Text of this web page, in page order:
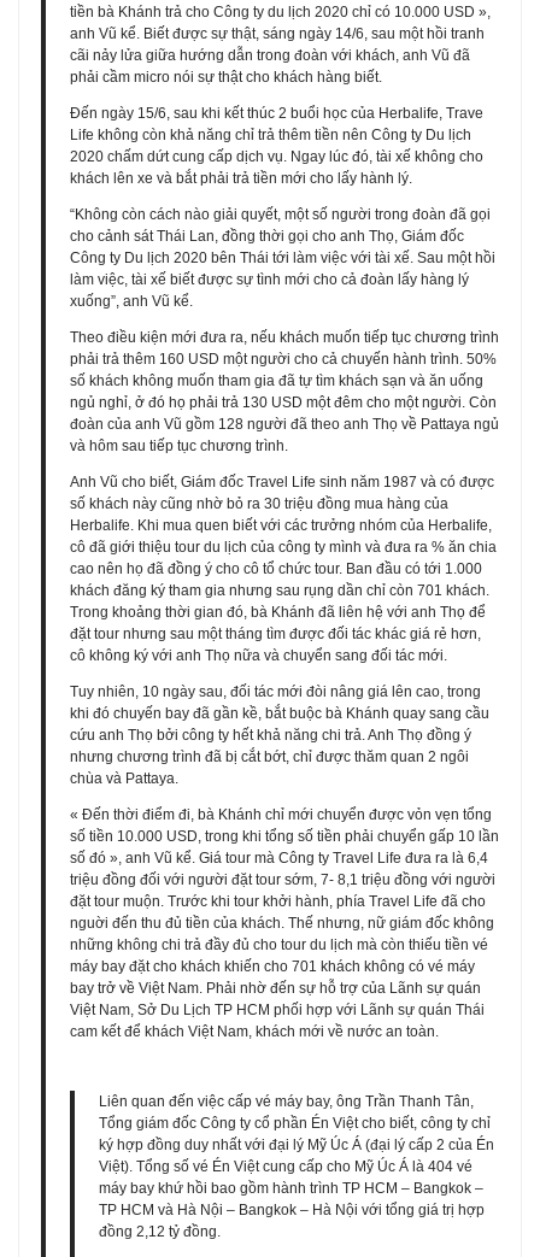
tiền bà Khánh trả cho Công ty du lịch 2020 chỉ có 10.000 USD »,
anh Vũ kể. Biết được sự thật, sáng ngày 14/6, sau một hồi tranh
cãi nảy lửa giữa hướng dẫn trong đoàn với khách, anh Vũ đã
phải cầm micro nói sự thật cho khách hàng biết.
Đến ngày 15/6, sau khi kết thúc 2 buổi học của Herbalife, Trave
Life không còn khả năng chỉ trả thêm tiền nên Công ty Du lịch
2020 chấm dứt cung cấp dịch vụ. Ngay lúc đó, tài xế không cho
khách lên xe và bắt phải trả tiền mới cho lấy hành lý.
“Không còn cách nào giải quyết, một số người trong đoàn đã gọi
cho cảnh sát Thái Lan, đồng thời gọi cho anh Thọ, Giám đốc
Công ty Du lịch 2020 bên Thái tới làm việc với tài xế. Sau một hồi
làm việc, tài xế biết được sự tình mới cho cả đoàn lấy hàng lý
xuống”, anh Vũ kể.
Theo điều kiện mới đưa ra, nếu khách muốn tiếp tục chương trình
phải trả thêm 160 USD một người cho cả chuyến hành trình. 50%
số khách không muốn tham gia đã tự tìm khách sạn và ăn uống
ngủ nghỉ, ở đó họ phải trả 130 USD một đêm cho một người. Còn
đoàn của anh Vũ gồm 128 người đã theo anh Thọ về Pattaya ngủ
và hôm sau tiếp tục chương trình.
Anh Vũ cho biết, Giám đốc Travel Life sinh năm 1987 và có được
số khách này cũng nhờ bỏ ra 30 triệu đồng mua hàng của
Herbalife. Khi mua quen biết với các trưởng nhóm của Herbalife,
cô đã giới thiệu tour du lịch của công ty mình và đưa ra % ăn chia
cao nên họ đã đồng ý cho cô tổ chức tour. Ban đầu có tới 1.000
khách đăng ký tham gia nhưng sau rụng dần chỉ còn 701 khách.
Trong khoảng thời gian đó, bà Khánh đã liên hệ với anh Thọ để
đặt tour nhưng sau một tháng tìm được đối tác khác giá rẻ hơn,
cô không ký với anh Thọ nữa và chuyển sang đối tác mới.
Tuy nhiên, 10 ngày sau, đối tác mới đòi nâng giá lên cao, trong
khi đó chuyến bay đã gần kề, bắt buộc bà Khánh quay sang cầu
cứu anh Thọ bởi công ty hết khả năng chi trả. Anh Thọ đồng ý
nhưng chương trình đã bị cắt bớt, chỉ được thăm quan 2 ngôi
chùa và Pattaya.
« Đến thời điểm đi, bà Khánh chỉ mới chuyển được vỏn vẹn tổng
số tiền 10.000 USD, trong khi tổng số tiền phải chuyển gấp 10 lần
số đó », anh Vũ kể. Giá tour mà Công ty Travel Life đưa ra là 6,4
triệu đồng đối với người đặt tour sớm, 7- 8,1 triệu đồng với người
đặt tour muộn. Trước khi tour khởi hành, phía Travel Life đã cho
nguời đến thu đủ tiền của khách. Thế nhưng, nữ giám đốc không
những không chi trả đầy đủ cho tour du lịch mà còn thiếu tiền vé
máy bay đặt cho khách khiến cho 701 khách không có vé máy
bay trở về Việt Nam. Phải nhờ đến sự hỗ trợ của Lãnh sự quán
Việt Nam, Sở Du Lịch TP HCM phối hợp với Lãnh sự quán Thái
cam kết để khách Việt Nam, khách mới về nước an toàn.
Liên quan đến việc cấp vé máy bay, ông Trần Thanh Tân,
Tổng giám đốc Công ty cổ phần Én Việt cho biết, công ty chỉ
ký hợp đồng duy nhất với đại lý Mỹ Úc Á (đại lý cấp 2 của Én
Việt). Tổng số vé Én Việt cung cấp cho Mỹ Úc Á là 404 vé
máy bay khứ hồi bao gồm hành trình TP HCM – Bangkok –
TP HCM và Hà Nội – Bangkok – Hà Nội với tổng giá trị hợp
đồng 2,12 tỷ đồng.